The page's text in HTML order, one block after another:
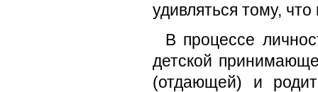
удивляться тому,
В процессе
детской
(отдающей) и